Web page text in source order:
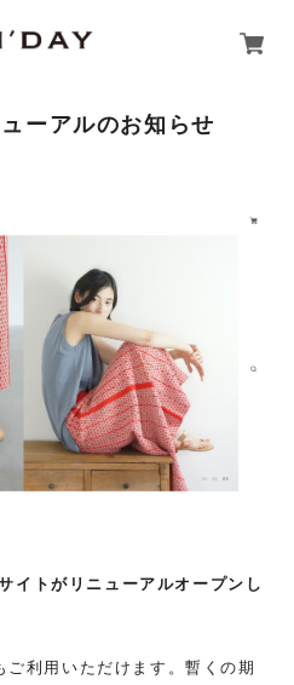
ーアルのお知らせ
イトがリニューアルオープンし
ご利用いただけます。暫くの期